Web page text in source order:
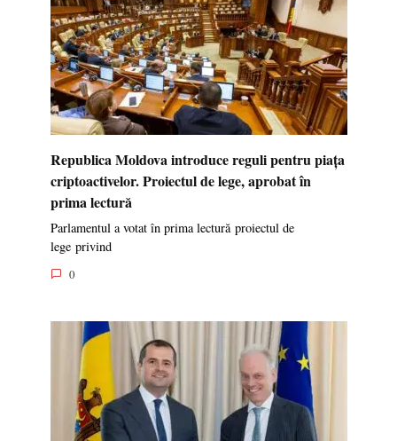
Republica Moldova introduce reguli pentru piața
criptoactivelor. Proiectul de lege, aprobat în
prima lectură
Parlamentul a votat în prima lectură proiectul de
lege privind
0